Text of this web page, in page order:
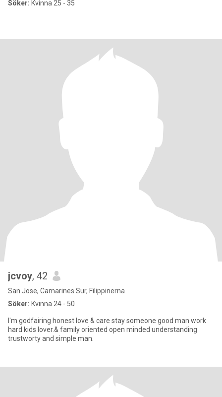
Söker: Kvinna 25 - 35
jcvoy, 42
San Jose, Camarines Sur, Filippinerna
Söker: Kvinna 24 - 50
I'm godfairing honest love & care stay someone good man work
hard kids lover.& family oriented open minded understanding
trustworty and simple man.